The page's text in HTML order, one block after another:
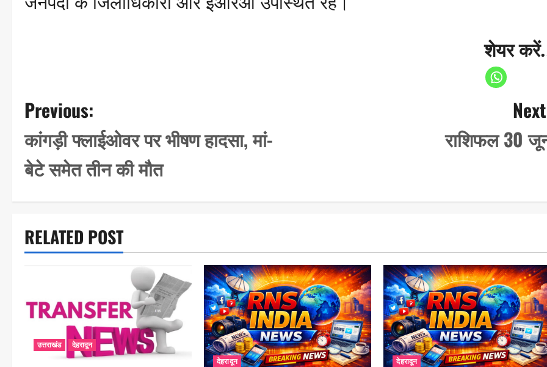
शेयर
P
s
t
v
i
a
t
Previous:
कांगड़ी फ्लाईओवर पर भीषण हादसा, मां-
बेटे समेत तीन की मौत
राशिफल 30
RELATED POST
उत्तराखंड देहरादून
देहरादून देहरादून